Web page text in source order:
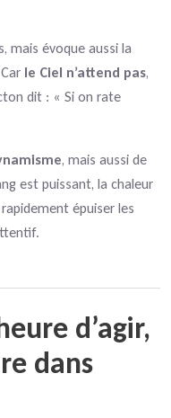
mais évoque aussi la
le Ciel n’attend pas,
dit : « Si on rate
, mais aussi de
est puissant, la chaleur
épuiser les
d’agir,
dans